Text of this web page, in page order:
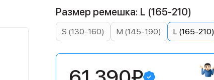
Размер ремешка: L (165-210)
S (130-160) M (145-190) L (165-210)